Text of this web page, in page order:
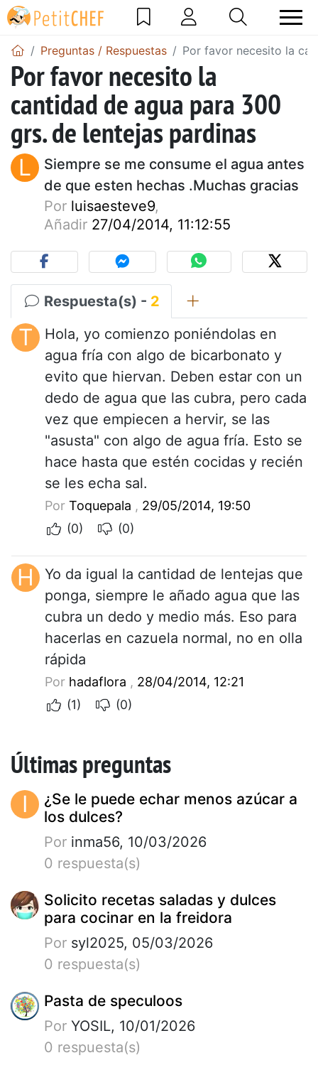
Preguntas / Respuestas Por favor necesito la
Por favor necesito la
cantidad de agua para 300
grs. de lentejas pardinas
L
Siempre se me consume el agua antes
de que esten hechas .Muchas gracias
Por luisaesteve9,
Añadir 27/04/2014, 11:12:55
Respuesta(s) - 2
T
Hola, yo comienzo poniéndolas en
agua fría con algo de bicarbonato y
evito que hiervan. Deben estar con un
dedo de agua que las cubra, pero cada
vez que empiecen a hervir, se las
"asusta" con algo de agua fría. Esto se
hace hasta que estén cocidas y recién
se les echa sal.
Por Toquepala , 29/05/2014, 19:50
(0)
(0)
H
Yo da igual la cantidad de lentejas que
ponga, siempre le añado agua que las
cubra un dedo y medio más. Eso para
hacerlas en cazuela normal, no en olla
rápida
Por hadaflora , 28/04/2014, 12:21
(1)
(0)
Últimas preguntas
I
¿Se le puede echar menos azúcar a
los dulces?
Por inma56, 10/03/2026
0 respuesta(s)
Solicito recetas saladas y dulces
para cocinar en la freidora
Por syl2025, 05/03/2026
0 respuesta(s)
Pasta de speculoos
Por YOSIL, 10/01/2026
0 respuesta(s)